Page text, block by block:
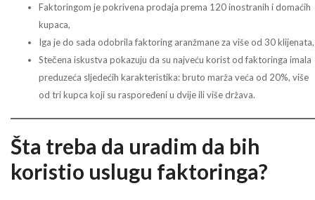
Faktoringom je pokrivena prodaja prema 120 inostranih i domaćih
kupaca,
Iga je do sada odobrila faktoring aranžmane za više od 30 klijenata,
Stečena iskustva pokazuju da su najveću korist od faktoringa imala
preduzeća sljedećih karakteristika: bruto marža veća od 20%, više
od tri kupca koji su raspoređeni u dvije ili više država.
Šta treba da uradim da bih
koristio uslugu faktoringa?